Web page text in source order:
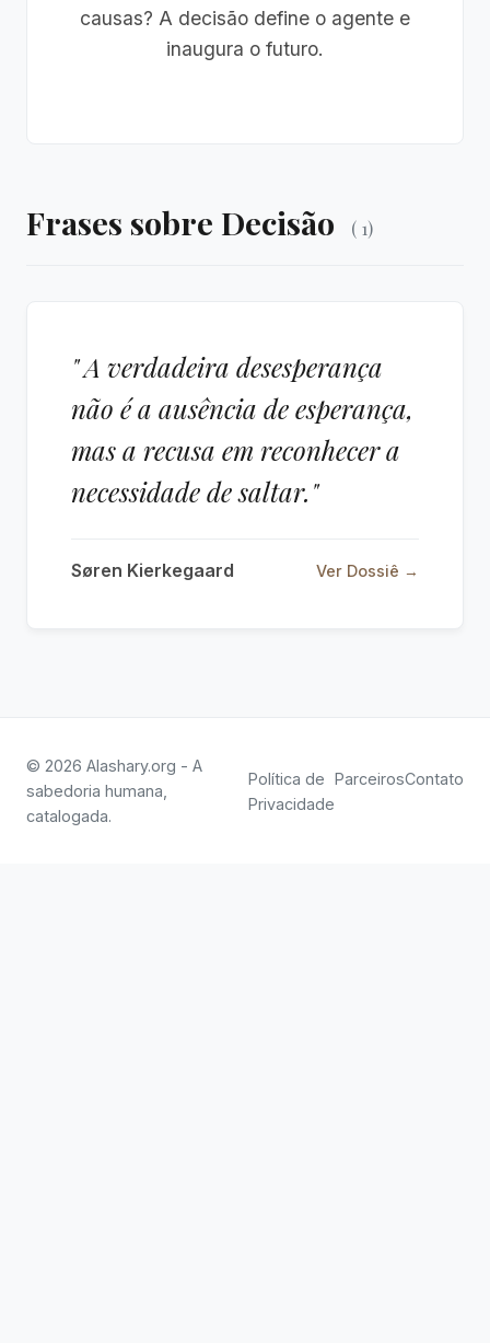
causas? A decisão define o agente e
inaugura o futuro.
Frases sobre Decisão ( 1)
" A verdadeira desesperança
não é a ausência de esperança,
mas a recusa em reconhecer a
necessidade de saltar."
Søren Kierkegaard Ver Dossiê →
© 2026 Alashary.org - A
sabedoria humana,
catalogada.
Política de
Privacidade
ParceirosContato